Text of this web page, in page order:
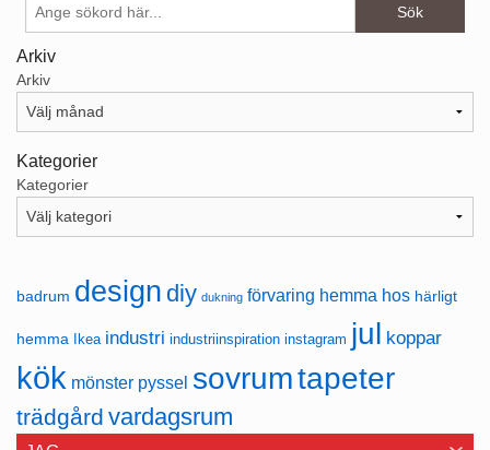
Arkiv
Arkiv
Kategorier
Kategorier
badrum design diy dukning förvaring hemma hos härligt
hemma Ikea industri industriinspiration instagram jul koppar
kök mönster pyssel sovrumtapeter
trädgård vardagsrum